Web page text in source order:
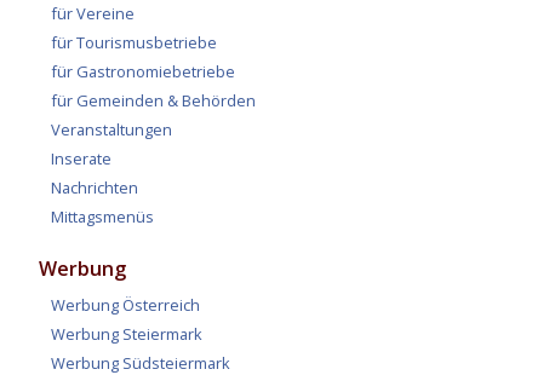
für Vereine
für Tourismusbetriebe
für Gastronomiebetriebe
für Gemeinden & Behörden
Veranstaltungen
Inserate
Nachrichten
Mittagsmenüs
Werbung
Werbung Österreich
Werbung Steiermark
Werbung Südsteiermark